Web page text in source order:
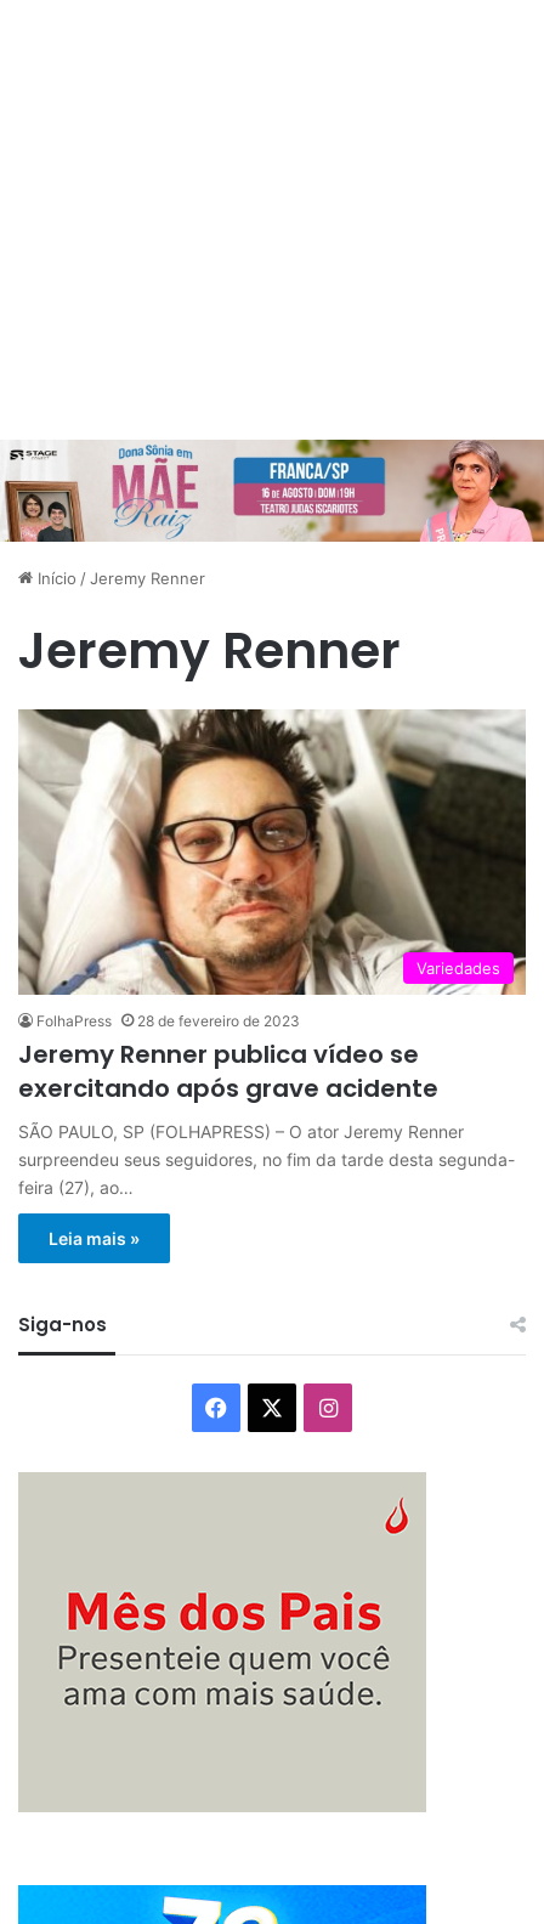
Início /Jeremy Renner
Jeremy Renner
Variedades
FolhaPress 28 de fevereiro de 2023
Jeremy Renner publica vídeo se
exercitando após grave acidente
SÃO PAULO, SP (FOLHAPRESS) – O ator Jeremy Renner
surpreendeu seus seguidores, no fim da tarde desta segunda-
feira (27), ao…
Leia mais »
Siga-nos
Facebook Instagram